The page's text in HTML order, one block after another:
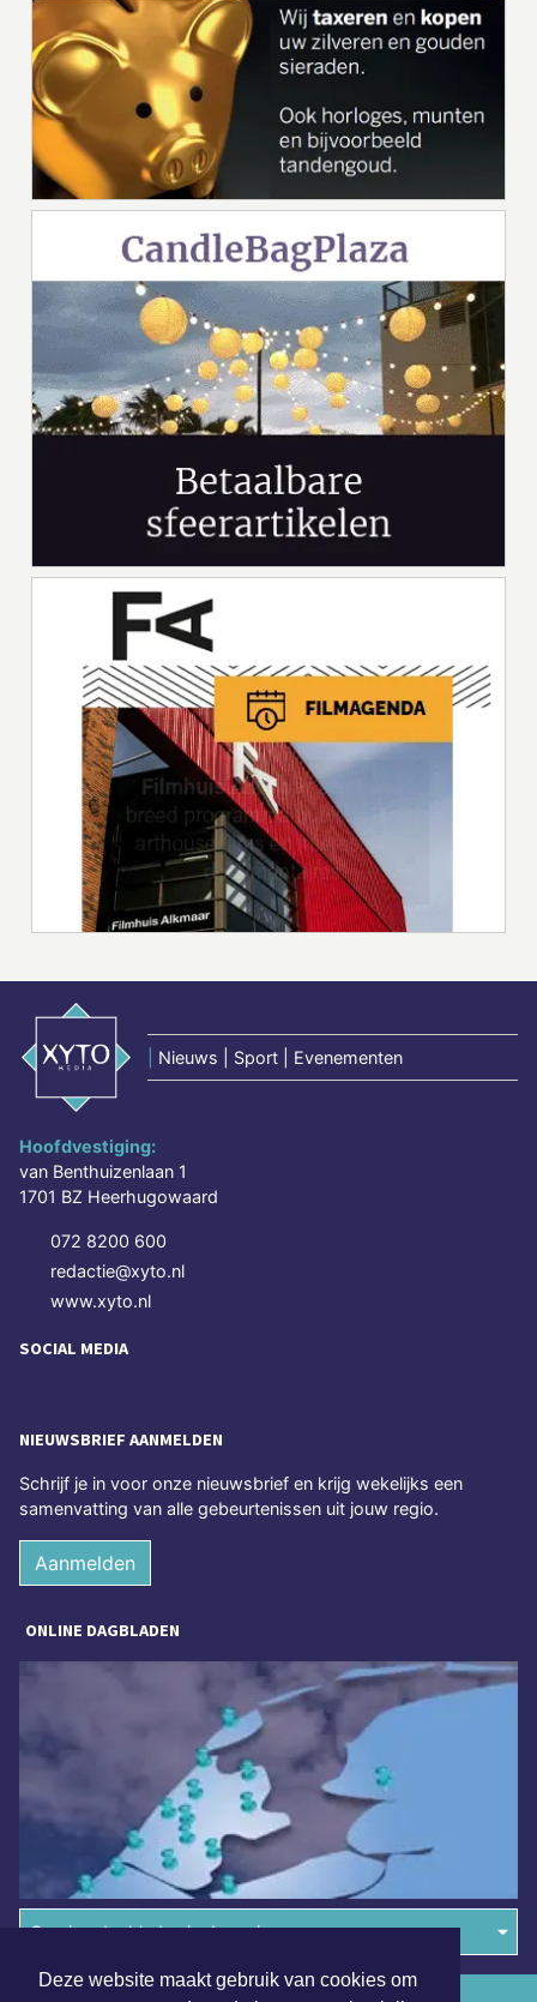
Deze website maakt gebruik van cookies om
Nieuws | Sport | Evenementen
Hoofdvestiging:
van Benthuizenlaan 1
1701 BZ Heerhugowaard
072 8200 600
redactie@xyto.nl
www.xyto.nl
SOCIAL MEDIA
NIEUWSBRIEF AANMELDEN
Schrijf je in voor onze nieuwsbrief en krijg wekelijks een
samenvatting van alle gebeurtenissen uit jouw regio.
Aanmelden
ONLINE DAGBLADEN
Overige dagbladen in de regio